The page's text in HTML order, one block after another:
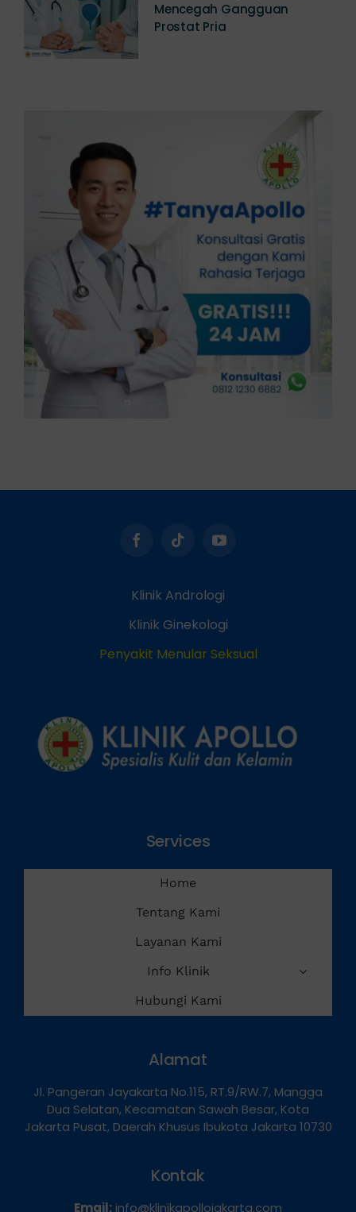
Panduan Lengkap Cara
Mencegah Gangguan
Hubungi Kami
Jl. Pangeran Jayakarta No.115, RT.9/RW.7, Mangga
Dua Selatan, Kecamatan Sawah Besar, Kota